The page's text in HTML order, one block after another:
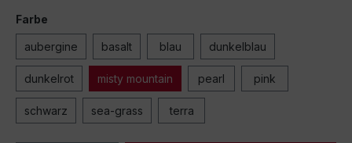
Farbe
aubergine basalt blau dunkelblau
dunkelrot misty mountain pearl pink
schwarz sea-grass terra